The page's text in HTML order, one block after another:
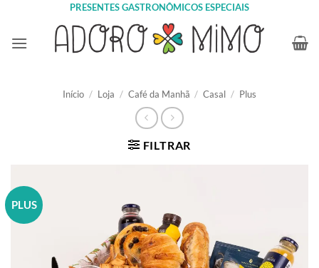
content
PRESENTES GASTRONÔMICOS ESPECIAIS
Início / Loja / Café da Manhã / Casal / Plus
FILTRAR
PLUS